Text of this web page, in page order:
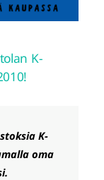
K-
K-
oma